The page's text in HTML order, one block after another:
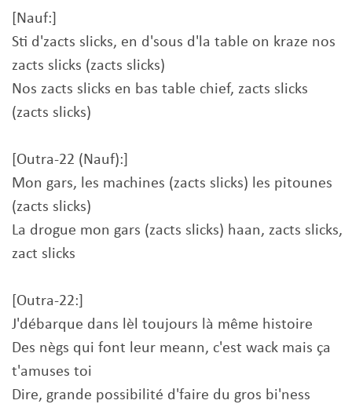
[Nauf:]
Sti d'zacts slicks, en d'sous d'la table on kraze nos
zacts slicks (zacts slicks)
Nos zacts slicks en bas table chief, zacts slicks
(zacts slicks)
[Outra-22 (Nauf):]
Mon gars, les machines (zacts slicks) les pitounes
(zacts slicks)
La drogue mon gars (zacts slicks) haan, zacts slicks,
zact slicks
[Outra-22:]
J'débarque dans lèl toujours là même histoire
Des nègs qui font leur meann, c'est wack mais ça
t'amuses toi
Dire, grande possibilité d'faire du gros bi'ness